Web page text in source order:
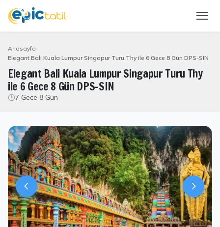
Anasayfa
Elegant Bali Kuala Lumpur Singapur Turu Thy ile 6 Gece 8 Gün DPS-SIN
Elegant Bali Kuala Lumpur Singapur Turu Thy
ile 6 Gece 8 Gün DPS-SIN
7 Gece 8 Gün